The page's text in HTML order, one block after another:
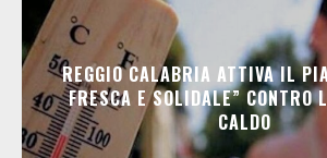
REGGIO CALABRIA ATTIVA IL
FRESCA E SOLIDALE” CONTRO
CALDO